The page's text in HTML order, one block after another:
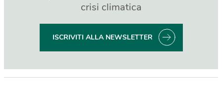
crisi climatica
ISCRIVITI ALLA NEWSLETTER